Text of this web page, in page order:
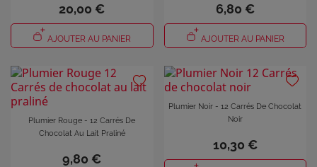
20,00 €
AJOUTER AU PANIER
6,80 €
AJOUTER AU PANIER
Plumier Rouge - 12 Carrés De
Chocolat Au Lait Praliné
9,80 €
Plumier Noir - 12 Carrés De Chocolat
Noir
10,30 €